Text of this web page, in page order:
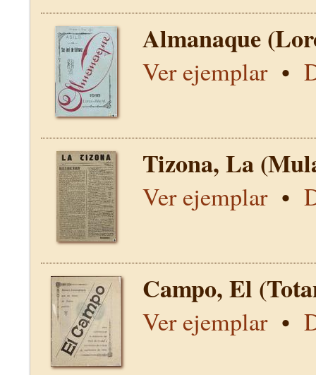
Almanaque
Ver ejemplar•
Tizona, La
Ver ejemplar•
Campo, El
Ver ejemplar•